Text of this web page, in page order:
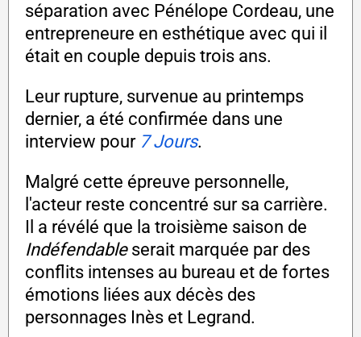
séparation avec Pénélope Cordeau, une
entrepreneure en esthétique avec qui il
était en couple depuis trois ans.
Leur rupture, survenue au printemps
dernier, a été confirmée dans une
interview pour 7 Jours.
Malgré cette épreuve personnelle,
l'acteur reste concentré sur sa carrière.
Il a révélé que la troisième saison de
Indéfendableserait marquée par des
conflits intenses au bureau et de fortes
émotions liées aux décès des
personnages Inès et Legrand.